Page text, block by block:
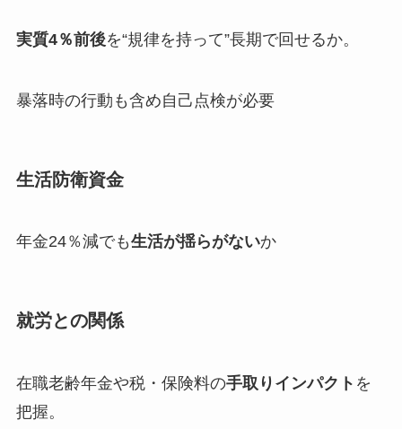
実質4％前後を“規律を持って”長期で回せるか。
暴落時の行動も含め自己点検が必要
生活防衛資金
年金24％減でも生活が揺らがないか
就労との関係
在職老齢年金や税・保険料の手取りインパクト を
把握。